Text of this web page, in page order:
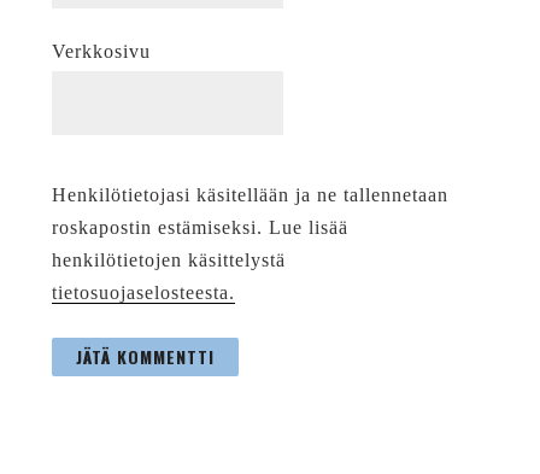
Verkkosivu
Henkilötietojasi käsitellään ja ne tallennetaan
roskapostin estämiseksi. Lue lisää
henkilötietojen käsittelystä
tietosuojaselosteesta.